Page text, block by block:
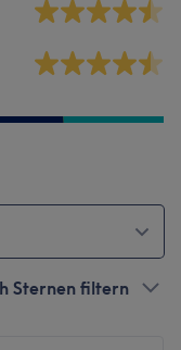
Sternen filtern